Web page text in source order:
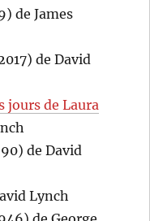
de James
de David
jours de Laura
de David
Lynch